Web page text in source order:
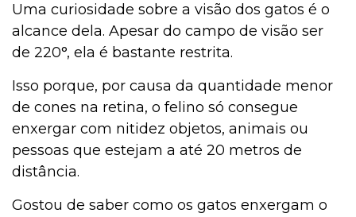
Uma curiosidade sobre a visão dos gatos é o
alcance dela. Apesar do campo de visão ser
de 220°, ela é bastante restrita.
Isso porque, por causa da quantidade menor
de cones na retina, o felino só consegue
enxergar com nitidez objetos, animais ou
pessoas que estejam a até 20 metros de
distância.
Gostou de saber como os gatos enxergam o